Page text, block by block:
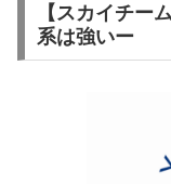
【スカイチー
系は強いー